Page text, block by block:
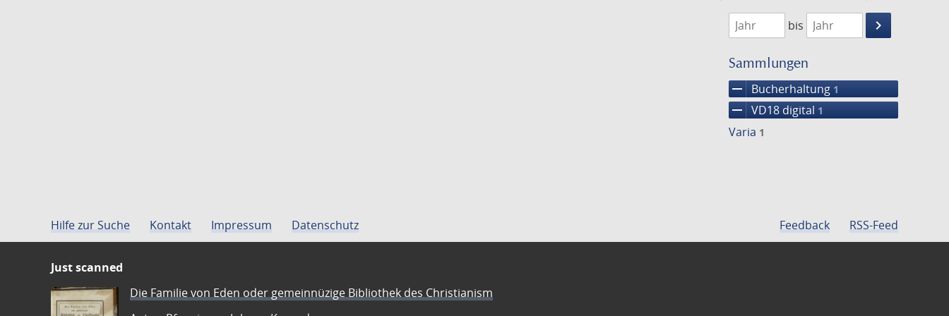
1782
1783
bis
keyboard_arrow_right
Suche
Sammlungen
remove Bucherhaltung 1
remove VD18 digital 1
Varia 1
Hilfe zur Suche Kontakt Impressum Datenschutz Feedback RSS-Feed
Just scanned
Die Familie von Eden oder gemeinnüzige Bibliothek des Christianism